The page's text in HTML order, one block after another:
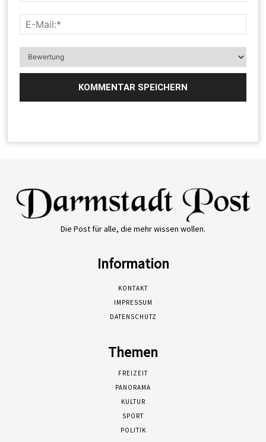
Die Post für alle, die mehr wissen wollen.
Information
KONTAKT
IMPRESSUM
DATENSCHUTZ
Themen
FREIZEIT
PANORAMA
KULTUR
SPORT
POLITIK